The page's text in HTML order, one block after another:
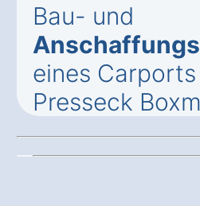
Bau- und
eines Carports
Presseck